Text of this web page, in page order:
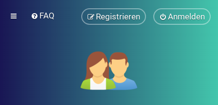
FAQ Anmelden
Registrieren